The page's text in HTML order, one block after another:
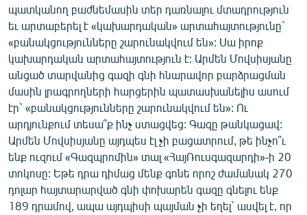
ՄԻՋԱԶԳԱՅԻՆ
ՄՇԱԿՈՒՅԹ
ՍՊՈՐՏ
ՄԵԿՆԱԲԱՆՈՒԹՅՈՒՆ
ՏՏ ԵՒ ԻՆՏԵՐՆԵՏ
ԿՈՐՈՆԱՎԻՐՈՒՍ
ԱՐԽԻՎ
ՏԵՍԱՆՅՈՒԹԵՐ
ԲԱՆԱՎԵՃ
պատկանող բաժնեմասին տեր դառնալու մտադրություն
եւ արտաբերել է «կախարդական» արտահայտությունը`
«բանակցությունները շարունակվում են»: Սա իրոք
կախարդական արտահայտություն է: Արմեն Մովսիսյանը
անցած տարվանից գազի գնի հնարավոր բարձրացման
մասին լրագրողների հարցերին պատասխանելիս ասում
էր` «բանակցությունները շարունակվում են»: Ու
արդյունքում տեսա՞ք ինչ ստացվեց: Գազը թանկացավ:
Արմեն Մովսիսյանը այդպես էլ չի բացատրում, թե ինչո՞ւ
ենք ուզում «Գազպրոմին» տալ «ՀայՌուսգազարդի»-ի 20
տոկոսը: Եթե դրա դիմաց մենք գոնե որոշ ժամանակ 270
դոլար հայտարարված գնի փոխարեն գազը գնելու ենք
189 դրամով, ապա այդպիսի պայման չի եղել` ասվել է, որ